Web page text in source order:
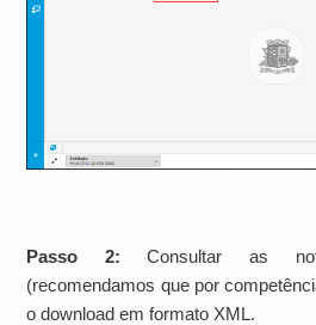
Passo 2: Consultar as
(recomendamos que por
o download em formato XML.